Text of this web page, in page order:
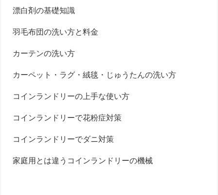
漂白剤の基礎知識
羽毛布団の洗い方と料金
カーテンの洗い方
カーペット・ラグ・絨毯・じゅうたんの洗い方
コインランドリーの上手な使い方
コインランドリーで花粉症対策
コインランドリーでダニ対策
家庭用とは違うコインランドリーの機械